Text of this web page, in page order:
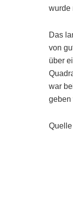
wurde
Das
von
über
war
geben